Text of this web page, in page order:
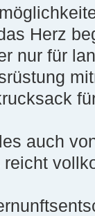
Herz
nur für
auch